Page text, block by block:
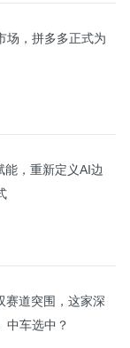
场，拼多多正式为
，重新定义AI边
赛道突围，这家深
中车选中？